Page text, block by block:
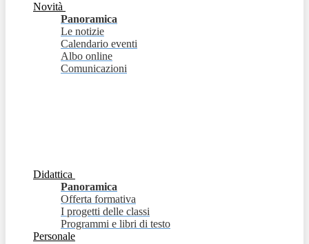
Novità
Panoramica
Le notizie
Calendario eventi
Albo online
Comunicazioni
Didattica
Panoramica
Offerta formativa
I progetti delle classi
Programmi e libri di testo
Personale